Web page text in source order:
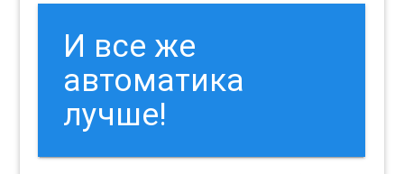
И все же
автоматика
лучше!